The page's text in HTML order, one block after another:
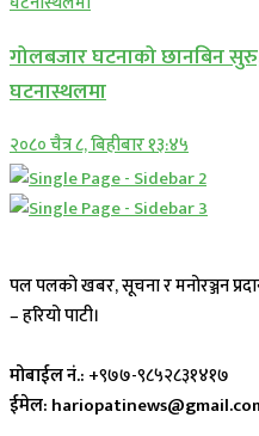
गोलबजार घटनाको छानबिन
घटनास्थलमा
२०८० चैत्र ८, बिहीबार १३:४५
पल पलको खबर, सूचना र मनोरञ्जन
– हरियो पाटी।
मोबाईल नं.: +९७७-९८५२८३१४१७
ईमेल: